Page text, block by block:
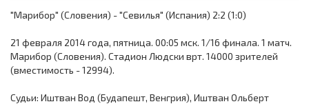
"Марибор" (Словения) - "Севилья" (Испания) 2:2 (1:0)
21 февраля 2014 года, пятница. 00:05 мск. 1/16 финала. 1 матч.
Марибор (Словения). Стадион Людски врт. 14000 зрителей
(вместимость - 12994).
Судьи: Иштван Вод (Будапешт, Венгрия), Иштван Ольберт